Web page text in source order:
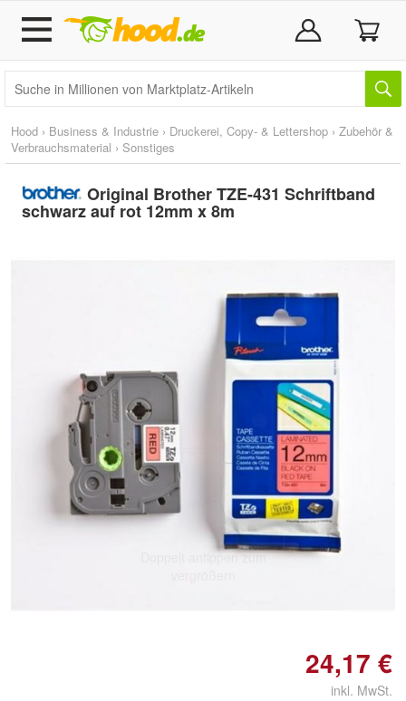
Hood › Business & Industrie › Druckerei, Copy- & Lettershop › Zubehör &
Verbrauchsmaterial › Sonstiges
Original Brother TZE-431 Schriftband
schwarz auf rot 12mm x 8m
Doppelt antippen zum
24,17 €
inkl. MwSt.